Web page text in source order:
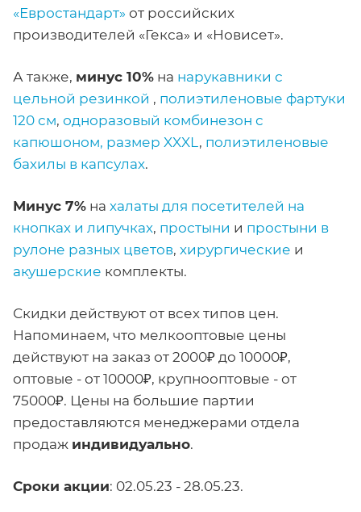
«Евростандарт» от российских
производителей «Гекса» и «Новисет».
А также, минус 10% на нарукавники с
цельной резинкой , полиэтиленовые фартуки
120 см, одноразовый комбинезон с
капюшоном, размер XXXL , полиэтиленовые
бахилы в капсулах.
Минус 7% на халаты для посетителей на
кнопках и липучках, простыни и простыни в
рулоне разных цветов, хирургические и
акушерские комплекты.
Скидки действуют от всех типов цен.
Напоминаем, что мелкооптовые цены
действуют на заказ от 2000₽ до 10000₽,
оптовые - от 10000₽, крупнооптовые - от
75000₽. Цены на большие партии
предоставляются менеджерами отдела
продаж индивидуально.
Сроки акции: 02.05.23 - 28.05.23.